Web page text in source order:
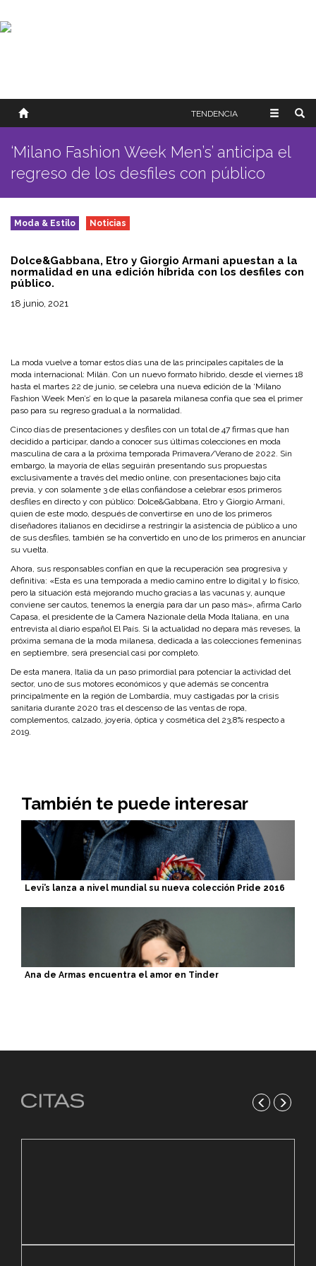
SOBRE NOSOTROS
TENDENCIA
‘Milano Fashion Week Men’s’ anticipa el
regreso de los desfiles con público
Moda & Estilo Noticias
Dolce&Gabbana, Etro y Giorgio Armani apuestan a la
normalidad en una edición híbrida con los desfiles con
público.
18 junio, 2021
La moda vuelve a tomar estos días una de las principales capitales de la
moda internacional: Milán. Con un nuevo formato híbrido, desde el viernes 18
hasta el martes 22 de junio, se celebra una nueva edición de la ‘Milano
Fashion Week Men’s’ en lo que la pasarela milanesa confía que sea el primer
paso para su regreso gradual a la normalidad.
Cinco días de presentaciones y desfiles con un total de 47 firmas que han
decidido a participar, dando a conocer sus últimas colecciones en moda
masculina de cara a la próxima temporada Primavera/Verano de 2022. Sin
embargo, la mayoría de ellas seguirán presentando sus propuestas
exclusivamente a través del medio online, con presentaciones bajo cita
previa, y con solamente 3 de ellas confiándose a celebrar esos primeros
desfiles en directo y con público: Dolce&Gabbana, Etro y Giorgio Armani,
quien de este modo, después de convertirse en uno de los primeros
diseñadores italianos en decidirse a restringir la asistencia de público a uno
de sus desfiles, también se ha convertido en uno de los primeros en anunciar
su vuelta.
Ahora, sus responsables confían en que la recuperación sea progresiva y
definitiva: «Esta es una temporada a medio camino entre lo digital y lo físico,
pero la situación está mejorando mucho gracias a las vacunas y, aunque
conviene ser cautos, tenemos la energía para dar un paso más», afirma Carlo
Capasa, el presidente de la Camera Nazionale della Moda Italiana, en una
entrevista al diario español El País. Si la actualidad no depara más reveses, la
próxima semana de la moda milanesa, dedicada a las colecciones femeninas
en septiembre, será presencial casi por completo.
De esta manera, Italia da un paso primordial para potenciar la actividad del
sector, uno de sus motores económicos y que además se concentra
principalmente en la región de Lombardía, muy castigadas por la crisis
sanitaria durante 2020 tras el descenso de las ventas de ropa,
complementos, calzado, joyería, óptica y cosmética del 23,8% respecto a
2019.
También te puede interesar
Levi’s lanza a nivel mundial su nueva colección Pride 2016
Ana de Armas encuentra el amor en Tinder